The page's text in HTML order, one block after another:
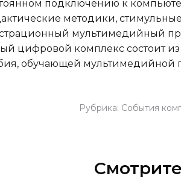
подключению к
методики,
мультимедийный
цифровой комплекс состоит
обучающей мультимедийной
Рубрика: События